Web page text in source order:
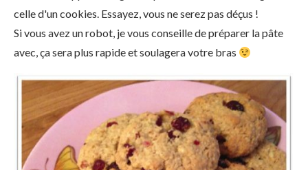
celle d'un cookies. Essayez, vous ne serez pas déçus !
Si vous avez un robot, je vous conseille de préparer la pâte
avec, ça sera plus rapide et soulagera votre bras